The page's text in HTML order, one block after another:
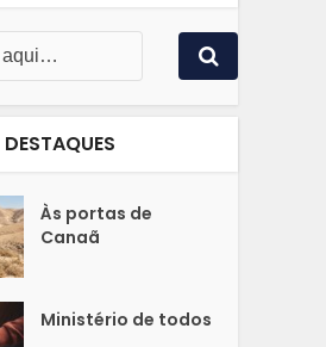
DESTAQUES
Às portas de
Canaã
Ministério de todos